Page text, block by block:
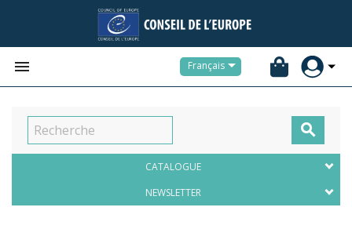
 Français

CATALOGUE
NEWSLETTER